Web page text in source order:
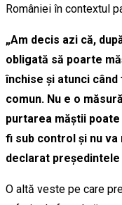
României în contextul
„Am decis azi că,
obligată să poarte
închise și atunci
comun. Nu e o
purtarea măștii poate
fi sub control și nu
declarat președintele
O altă veste pe care